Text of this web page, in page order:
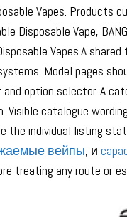
Vapes. Products
Disposable Vape,
Vapes.A
Model pages
option selector. A
Visible catalogue
the individual listing
вейпы, и
treating any route or